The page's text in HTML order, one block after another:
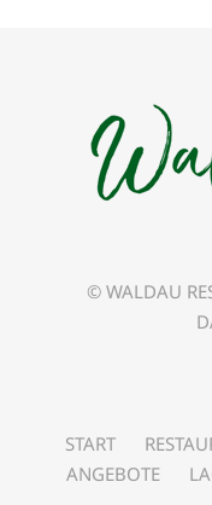
© WALDAU
START
ANGEBOTE